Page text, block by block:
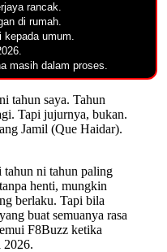
rancak.
di rumah.
kepada umum.
masih dalam proses.
tahun saya. Tahun
Tapi jujurnya, bukan.
Jamil (Que Haidar).
ni tahun paling
henti, mungkin
berlaku. Tapi bila
buat semuanya rasa
F8Buzz ketika
2026.